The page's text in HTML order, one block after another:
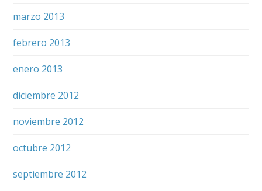
marzo 2013
febrero 2013
enero 2013
diciembre 2012
noviembre 2012
octubre 2012
septiembre 2012